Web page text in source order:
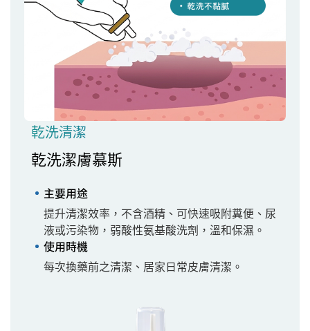
乾洗清潔
乾洗潔膚慕斯
主要用途
提升清潔效率，不含酒精、可快速吸附糞便、尿
液或污染物，弱酸性氨基酸洗劑，溫和保濕。
使用時機
每次換藥前之清潔、居家日常皮膚清潔。